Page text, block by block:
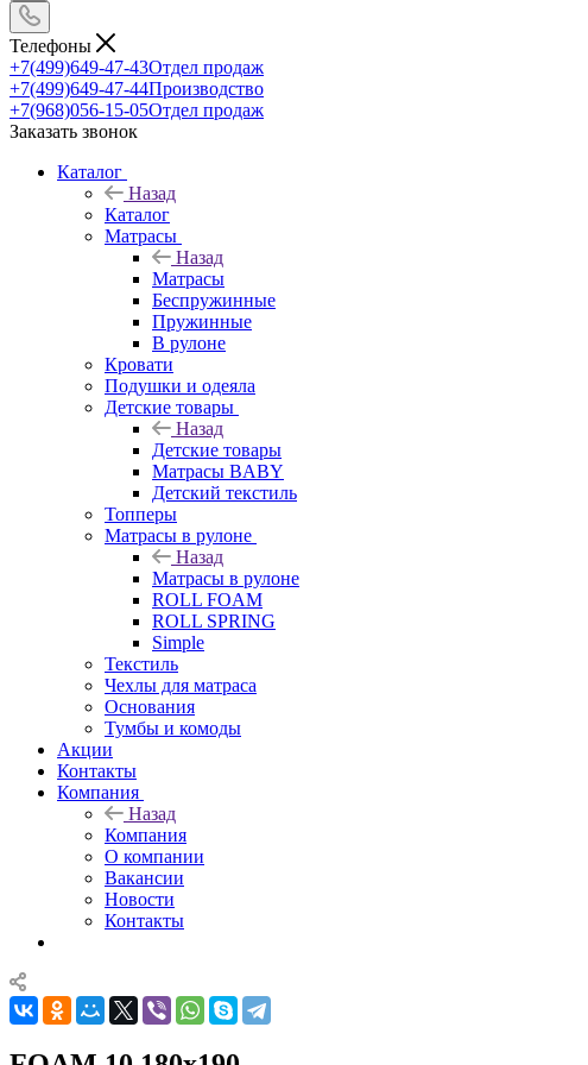
Телефоны
+7(499)649-47-43Отдел продаж
+7(499)649-47-44Производство
+7(968)056-15-05Отдел продаж
Заказать звонок
Каталог
Назад
Каталог
Матрасы
Назад
Матрасы
Беспружинные
Пружинные
В рулоне
Кровати
Подушки и одеяла
Детские товары
Назад
Детские товары
Матрасы BABY
Детский текстиль
Топперы
Матрасы в рулоне
Назад
Матрасы в рулоне
ROLL FOAM
ROLL SPRING
Simple
Текстиль
Чехлы для матраса
Основания
Тумбы и комоды
Акции
Контакты
Компания
Назад
Компания
О компании
Вакансии
Новости
Контакты